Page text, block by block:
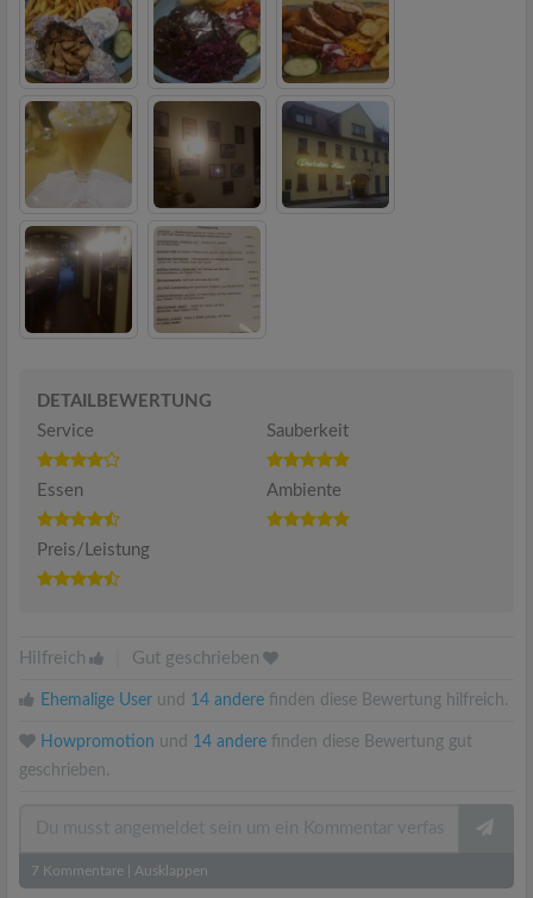
DETAILBEWERTUNG
Service
Sauberkeit
Essen Ambiente
Preis/Leistung
Hilfreich Gut geschrieben
Ehemalige User und 14 andere finden diese Bewertung hilfreich.
Howpromotion und 14 andere finden diese Bewertung gut
geschrieben.
7 Kommentare Ausklappen